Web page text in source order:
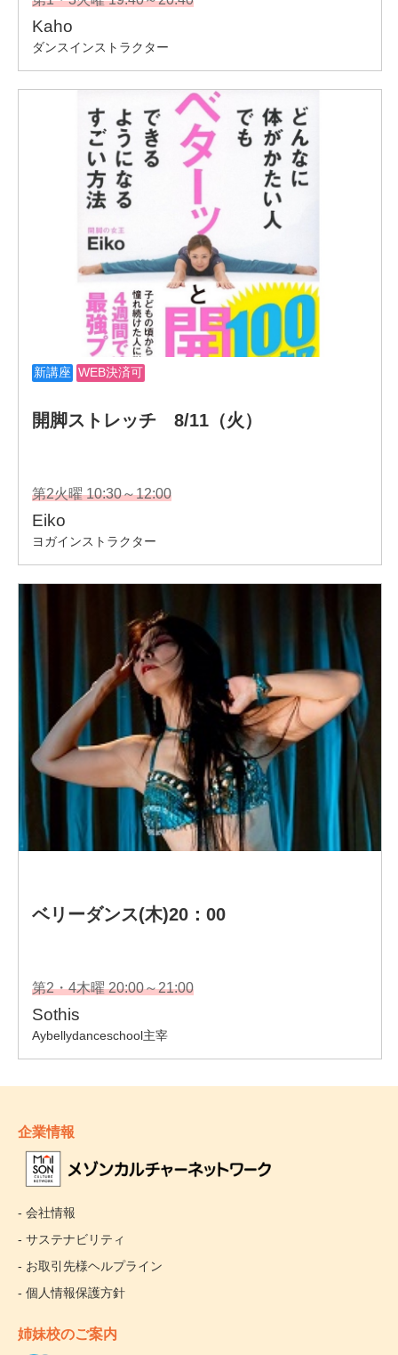
・ Philippine Martial Arts Hall of Fame- Martial Artist of the
year 2017
・International Modern Arnis Foundation ,Black Belt Hall of
Fame 2018 ,USA
・Inductee Martial Arts -Remy Presas Family Modern Arnis
Hall of Fame Foundation ,International ,2018 USA
・Philippine Martial Arts Hall of Fame 2019, Philippines -
Decree of Maharlika Award 2019
注: Hall of Fame(殿堂入り)
企業情報
- 会社情報
- サステナビリティ
- お取引先様ヘルプライン
- 個人情報保護方針
姉妹校のご案内